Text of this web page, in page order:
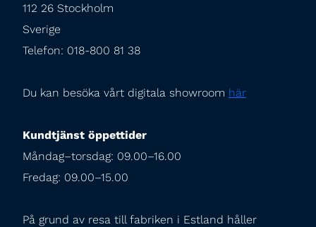
112 26 Stockholm
Sverige
Telefon: 018-800 81 38
Du kan besöka vårt digitala showroom här
Kundtjänst öppettider
Måndag–torsdag: 09.00–16.00
Fredag: 09.00–15.00
På grund av resa till fabriken i Estland håller